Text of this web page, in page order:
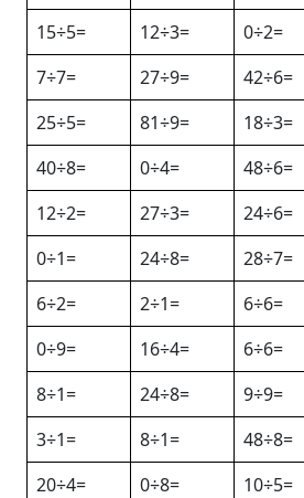
15÷5=
12÷3= 0÷2=
7÷7=
27÷9= 42÷6=
25÷5=
81÷9= 18÷3=
40÷8=
0÷4= 48÷6=
12÷2=
27÷3= 24÷6=
0÷1=
24÷8= 28÷7=
6÷2=
2÷1= 6÷6=
0÷9=
16÷4= 6÷6=
8÷1=
24÷8= 9÷9=
3÷1=
8÷1= 48÷8=
20÷4=
0÷8= 10÷5=